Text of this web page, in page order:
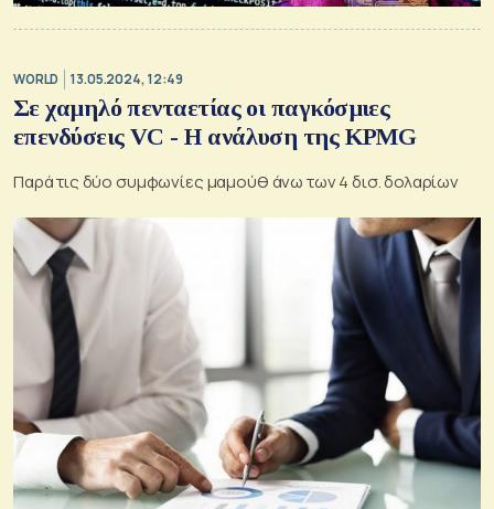
WORLD 13.05.2024, 12:49
Σε χαμηλό πενταετίας οι παγκόσμιες
επενδύσεις VC - Η ανάλυση της KPMG
Παρά τις δύο συμφωνίες μαμούθ άνω των 4 δισ. δολαρίων